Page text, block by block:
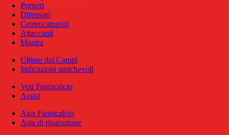
Portieri
Difensori
Centrocampisti
Attaccanti
Mantra
Ultime dai Campi
Indicazioni amichevoli
Voti Fantacalcio
Assist
Asta Fantacalcio
Asta di riparazione